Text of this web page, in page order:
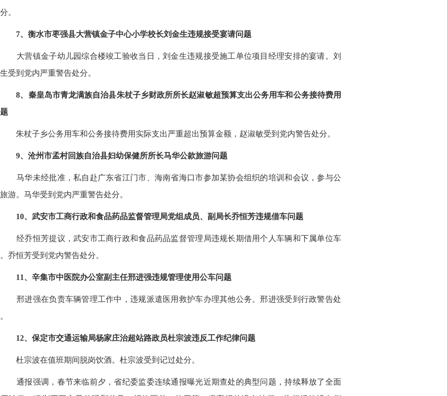
。
7、衡水市枣强县大营镇金子中心小学校长刘金生违规接受宴请问题
大营镇金子幼儿园综合楼竣工验收当日，刘金生违规接受施工单位项目经理安排的宴请。刘
受到党内严重警告处分。
8、秦皇岛市青龙满族自治县朱杖子乡财政所所长赵淑敏超预算支出公务用车和公务接待费用
朱杖子乡公务用车和公务接待费用实际支出严重超出预算金额，赵淑敏受到党内警告处分。
9、沧州市孟村回族自治县妇幼保健所所长马华公款旅游问题
马华未经批准，私自赴广东省江门市、海南省海口市参加某协会组织的培训和会议，参与公
游。马华受到党内严重警告处分。
10、武安市工商行政和食品药品监督管理局党组成员、副局长乔恒芳违规借车问题
经乔恒芳提议，武安市工商行政和食品药品监督管理局违规长期借用个人车辆和下属单位车
乔恒芳受到党内警告处分。
11、辛集市中医院办公室副主任邢进强违规管理使用公车问题
邢进强在负责车辆管理工作中，违规派遣医用救护车办理其他公务。邢进强受到行政警告处
12、保定市交通运输局杨家庄治超站路政员杜宗波违反工作纪律问题
杜宗波在值班期间脱岗饮酒。杜宗波受到记过处分。
通报强调，春节来临前夕，省纪委监委连续通报曝光近期查处的典型问题，持续释放了全面